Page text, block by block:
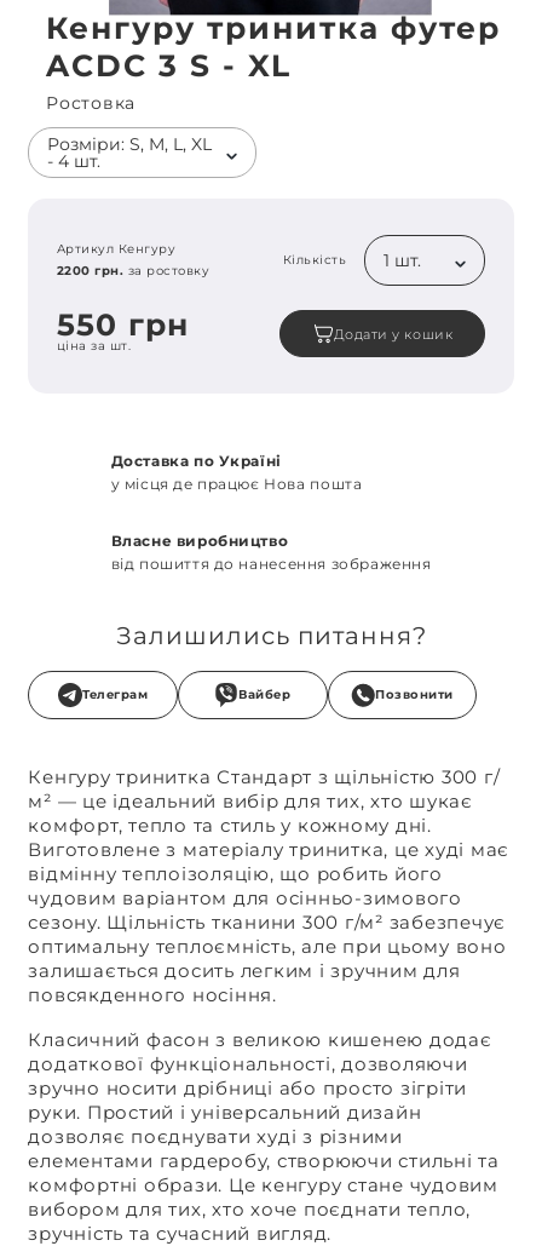
Кенгуру тринитка футер
ACDC 3 S - XL
Ростовка
Розміри: S, M, L, XL
- 4 шт.
Артикул Кенгуру
2200 грн. за ростовку
Кількість 1 шт.
550 грн
ціна за шт.
Додати у кошик
Доставка по Україні
у місця де працює Нова пошта
Власне виробництво
від пошиття до нанесення зображення
Залишились питання?
Телеграм Вайбер Позвонити
Кенгуру тринитка Стандарт з щільністю 300 г/
м² — це ідеальний вибір для тих, хто шукає
комфорт, тепло та стиль у кожному дні.
Виготовлене з матеріалу тринитка, це худі має
відмінну теплоізоляцію, що робить його
чудовим варіантом для осінньо-зимового
сезону. Щільність тканини 300 г/м² забезпечує
оптимальну теплоємність, але при цьому воно
залишається досить легким і зручним для
повсякденного носіння.
Класичний фасон з великою кишенею додає
додаткової функціональності, дозволяючи
зручно носити дрібниці або просто зігріти
руки. Простий і універсальний дизайн
дозволяє поєднувати худі з різними
елементами гардеробу, створюючи стильні та
комфортні образи. Це кенгуру стане чудовим
вибором для тих, хто хоче поєднати тепло,
зручність та сучасний вигляд.